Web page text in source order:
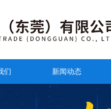
们 新闻动态